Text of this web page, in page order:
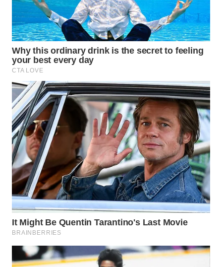
WN
MALUKU
WN
MALUT
WN
DAIRI
WN
DANAU
TOBA
WN
NIAS
WN
LANGKAT
TAPANULI
SELATAN